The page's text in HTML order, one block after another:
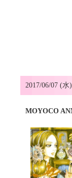
2017/06/07 (水
MOYOCO